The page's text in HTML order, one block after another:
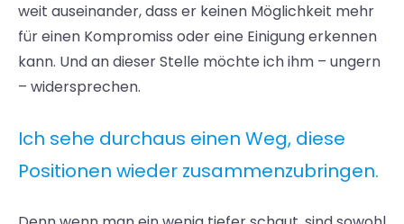
weit auseinander, dass er keinen Möglichkeit mehr
für einen Kompromiss oder eine Einigung erkennen
kann. Und an dieser Stelle möchte ich ihm – ungern
– widersprechen.
Ich sehe durchaus einen Weg, diese
Positionen wieder zusammenzubringen.